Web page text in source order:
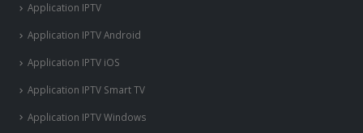
Application IPTV
Application IPTV Android
Application IPTV iOS
Application IPTV Smart TV
Application IPTV Windows